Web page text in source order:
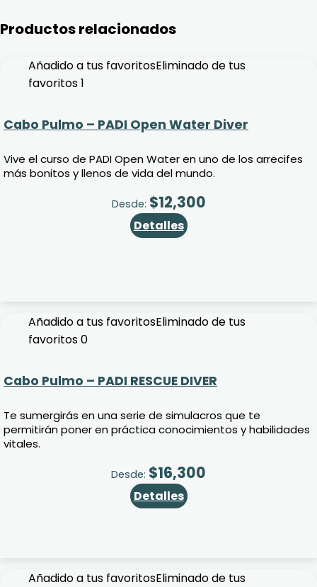
Productos relacionados
Añadido a tus favoritosEliminado de tus
favoritos1
Cabo Pulmo – PADI Open Water Diver
Vive el curso de PADI Open Water en uno de los arrecifes
más bonitos y llenos de vida del mundo.
Desde: $12,300
Detalles
Añadido a tus favoritosEliminado de tus
favoritos0
Cabo Pulmo – PADI RESCUE DIVER
Te sumergirás en una serie de simulacros que te
permitirán poner en práctica conocimientos y habilidades
vitales.
Desde: $16,300
Detalles
Añadido a tus favoritosEliminado de tus